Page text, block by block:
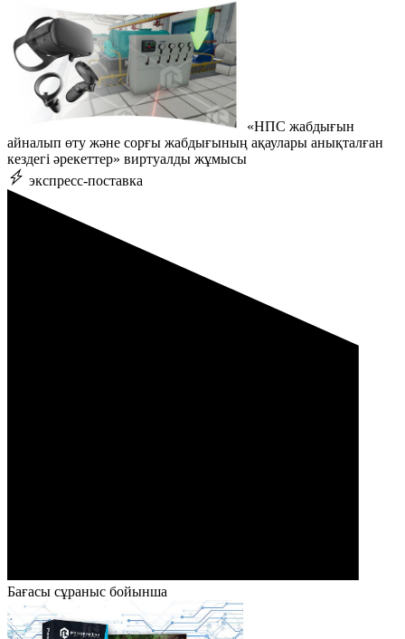
«НПС жабдығын
айналып өту және сорғы жабдығының ақаулары анықталған
кездегі әрекеттер» виртуалды жұмысы
экспресс-поставка
Бағасы сұраныс бойынша